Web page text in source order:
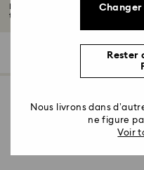
De douces nuances de ton or rose
temps...
Changer
Rester
Nous livrons dans
ne figure
Voir